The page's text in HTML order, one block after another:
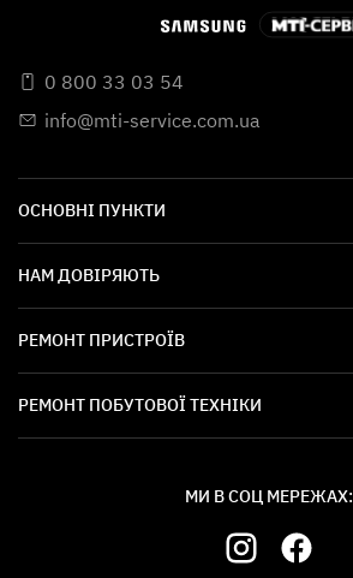
0 800 33 03 54
info@mti-service.com.ua
ОСНОВНІ ПУНКТИ
НАМ ДОВІРЯЮТЬ
РЕМОНТ ПРИСТРОЇВ
РЕМОНТ ПОБУТОВОЇ ТЕХНІКИ
МИ В СОЦ МЕРЕЖАХ: